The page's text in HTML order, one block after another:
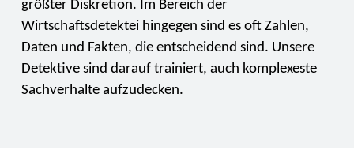
größter Diskretion. Im Bereich der
Wirtschaftsdetektei hingegen sind es oft Zahlen,
Daten und Fakten, die entscheidend sind. Unsere
Detektive sind darauf trainiert, auch komplexeste
Sachverhalte aufzudecken.